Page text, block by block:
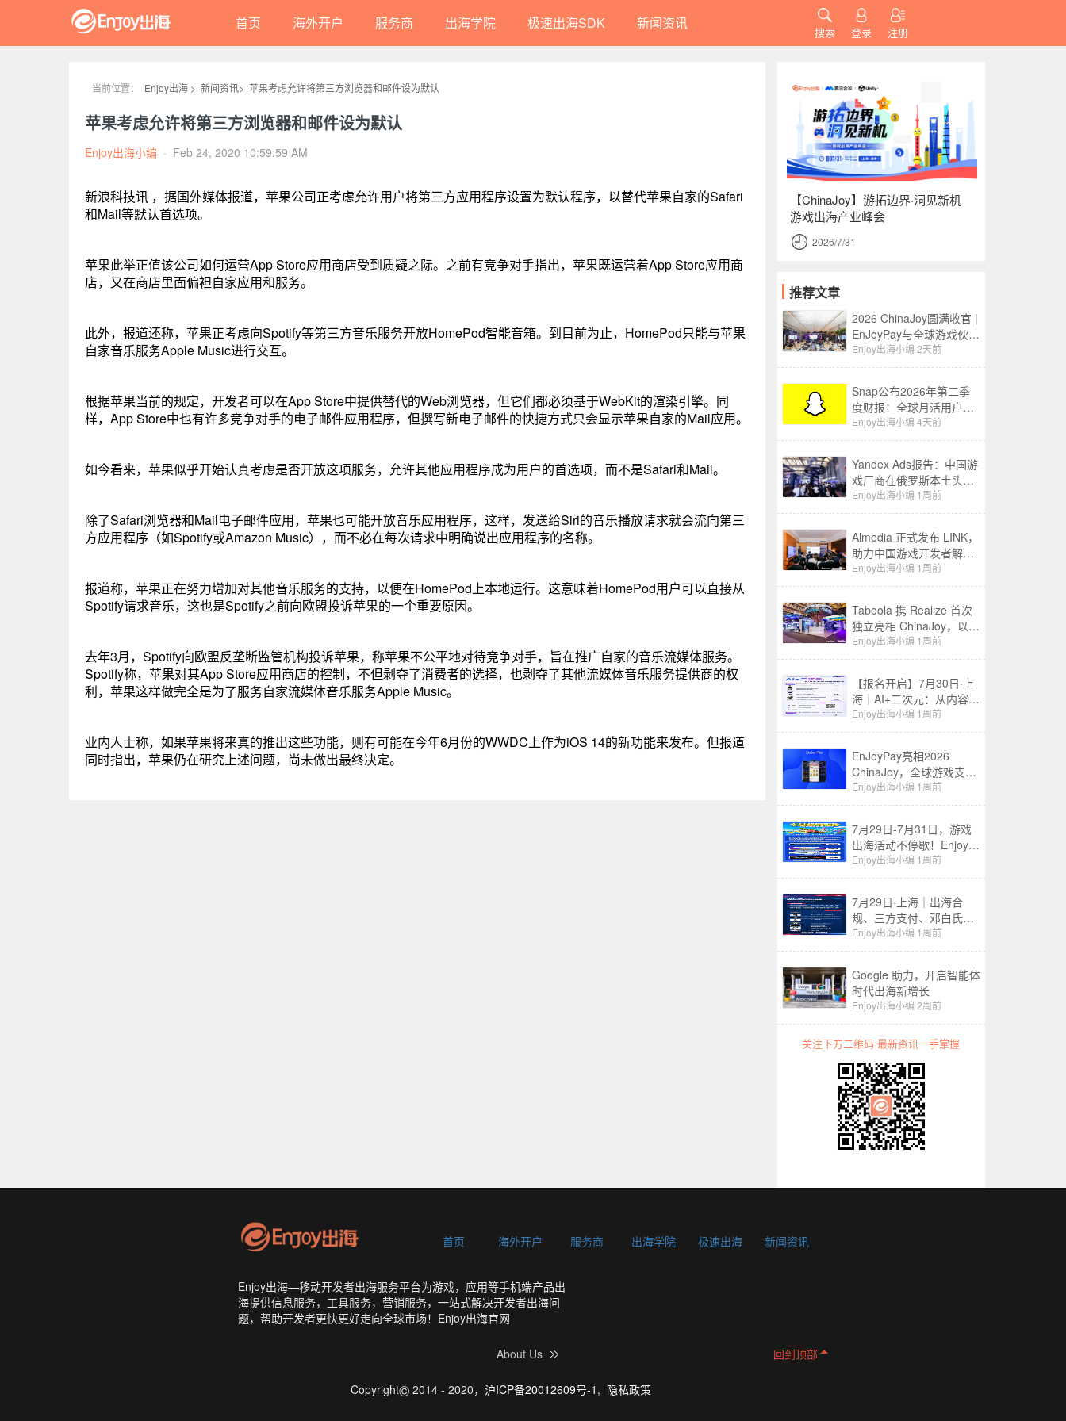
首页 海外开户 服务商 出海学院 极速出海SDK 新闻资讯
搜索 登录 注册
当前位置： Enjoy出海 > 新闻资讯> 苹果考虑允许将第三方浏览器和邮件设为默认
苹果考虑允许将第三方浏览器和邮件设为默认
Enjoy出海小编 · Feb 24, 2020 10:59:59 AM
新浪科技讯 ，据国外媒体报道，苹果公司正考虑允许用户将第三方应用程序设置为默认程序，以替代苹果自家的Safari
和Mail等默认首选项。
苹果此举正值该公司如何运营App Store应用商店受到质疑之际。之前有竞争对手指出，苹果既运营着App Store应用商
店，又在商店里面偏袒自家应用和服务。
此外，报道还称，苹果正考虑向Spotify等第三方音乐服务开放HomePod智能音箱。到目前为止，HomePod只能与苹果
自家音乐服务Apple Music进行交互。
根据苹果当前的规定，开发者可以在App Store中提供替代的Web浏览器，但它们都必须基于WebKit的渲染引擎。同
样，App Store中也有许多竞争对手的电子邮件应用程序，但撰写新电子邮件的快捷方式只会显示苹果自家的Mail应用。
如今看来，苹果似乎开始认真考虑是否开放这项服务，允许其他应用程序成为用户的首选项，而不是Safari和Mail。
除了Safari浏览器和Mail电子邮件应用，苹果也可能开放音乐应用程序，这样，发送给Siri的音乐播放请求就会流向第三
方应用程序（如Spotify或Amazon Music），而不必在每次请求中明确说出应用程序的名称。
报道称，苹果正在努力增加对其他音乐服务的支持，以便在HomePod上本地运行。这意味着HomePod用户可以直接从
Spotify请求音乐，这也是Spotify之前向欧盟投诉苹果的一个重要原因。
去年3月，Spotify向欧盟反垄断监管机构投诉苹果，称苹果不公平地对待竞争对手，旨在推广自家的音乐流媒体服务。
Spotify称，苹果对其App Store应用商店的控制，不但剥夺了消费者的选择，也剥夺了其他流媒体音乐服务提供商的权
利，苹果这样做完全是为了服务自家流媒体音乐服务Apple Music。
业内人士称，如果苹果将来真的推出这些功能，则有可能在今年6月份的WWDC上作为iOS 14的新功能来发布。但报道
同时指出，苹果仍在研究上述问题，尚未做出最终决定。
【ChinaJoy】游拓边界·洞见新机
游戏出海产业峰会
2026/7/31
推荐文章
2026 ChinaJoy圆满收官 |
EnJoyPay与全球游戏伙伴
满载收获，携手共赴新程
Enjoy出海小编 2天前
Snap公布2026年第二季
度财报：全球月活用户增
至9.71亿，营收同比增长
19%至15.99亿美元
Enjoy出海小编 4天前
Yandex Ads报告：中国游
戏厂商在俄罗斯本土头部
应用商店收入同比增长
3.5 倍
Enjoy出海小编 1周前
Almedia 正式发布 LINK，
助力中国游戏开发者解锁
收入增长新路径
Enjoy出海小编 1周前
Taboola 携 Realize 首次
独立亮相 ChinaJoy，以
“成长之树”展现 AI 驱动中
国品牌全球增长新图景
Enjoy出海小编 1周前
【报名开启】7月30日·上
海｜AI+二次元：从内容生
成到情绪经济
Enjoy出海小编 1周前
EnJoyPay亮相2026
ChinaJoy，全球游戏支付
服务再升级！
Enjoy出海小编 1周前
7月29日-7月31日，游戏
出海活动不停歇！Enjoy出
海&EnJoyPay邀您共赴
ChinaJoy
Enjoy出海小编 1周前
7月29日·上海｜出海合
规、三方支付、邓白氏，
ChinaJoy这场游戏出海论
坛一次讲透
Enjoy出海小编 1周前
Google 助力，开启智能体
时代出海新增长
Enjoy出海小编 2周前
关注下方二维码 最新资讯一手掌握
首页 海外开户 服务商 出海学院 极速出海 新闻资讯
Enjoy出海—移动开发者出海服务平台为游戏，应用等手机端产品出
海提供信息服务，工具服务，营销服务，一站式解决开发者出海问
题，帮助开发者更快更好走向全球市场！Enjoy出海官网
About Us 回到顶部
Copyright© 2014 - 2020， 沪ICP备20012609号-1 , 隐私政策